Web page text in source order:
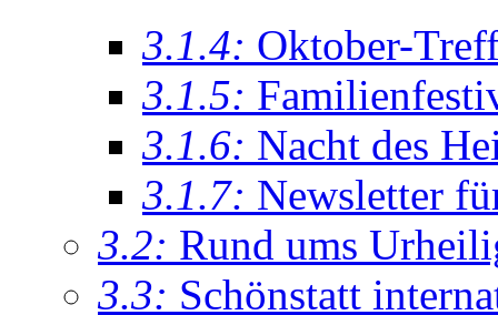
3.1.4: Oktober-
3.1.5:
3.1.6: Nacht des
3.1.7: Newsletter
3.2: Rund ums
3.3: Schönstatt